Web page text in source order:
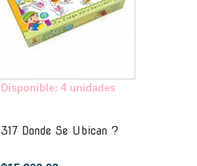
Disponible: 4 unidades
317 Donde Se Ubican ?